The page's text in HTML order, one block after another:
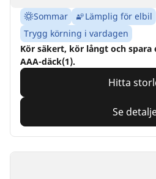
Sommar
Lämplig för elbil
Trygg körning i vardagen
Kör säkert, kör långt och spara
AAA-däck(1).
Hitta
Se